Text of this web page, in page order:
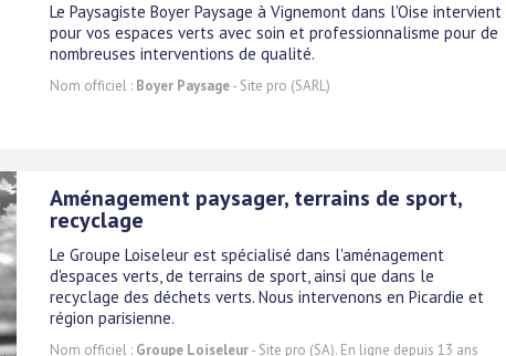
Le Paysagiste Boyer Paysage à Vignemont dans l'Oise intervient
pour vos espaces verts avec soin et professionnalisme pour de
nombreuses interventions de qualité.
Nom officiel : Boyer Paysage- Site pro (SARL)
Aménagement paysager, terrains de sport,
recyclage
Le Groupe Loiseleur est spécialisé dans l'aménagement
d'espaces verts, de terrains de sport, ainsi que dans le
recyclage des déchets verts. Nous intervenons en Picardie et
région parisienne.
Nom officiel : Groupe Loiseleur- Site pro (SA). En ligne depuis 13 ans